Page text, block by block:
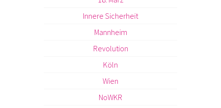
Innere Sicherheit
Mannheim
Revolution
Köln
Wien
NoWKR